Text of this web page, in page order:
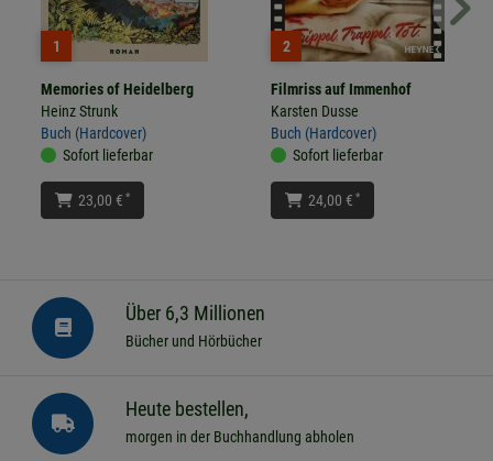
1
Memories of Heidelberg
Heinz Strunk
Buch (Hardcover)
Sofort lieferbar
23,00 € *
2
Filmriss auf Immenhof
Karsten Dusse
Buch (Hardcover)
Sofort lieferbar
24,00 € *
Über 6,3 Millionen
Bücher und Hörbücher
Heute bestellen,
morgen in der Buchhandlung abholen